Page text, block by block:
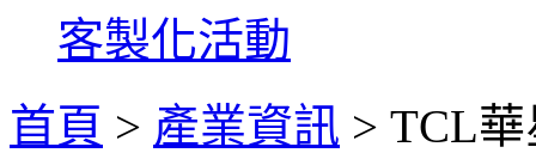
客製化活動
首頁 > 產業資訊 > TCL